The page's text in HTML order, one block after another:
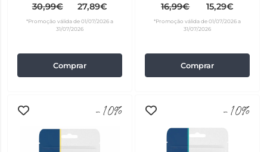
30,99€ 27,89€
*Promoção válida de 01/07/2026 a
31/07/2026
Comprar
16,99€ 15,29€
*Promoção válida de 01/07/2026 a
31/07/2026
Comprar
-10% -10%